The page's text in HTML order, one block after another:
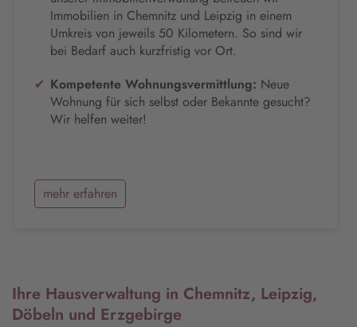
Immobilien in Chemnitz und Leipzig in einem
Umkreis von jeweils 50 Kilometern. So sind wir
bei Bedarf auch kurzfristig vor Ort.
Kompetente Wohnungsvermittlung: Neue
Wohnung für sich selbst oder Bekannte gesucht?
Wir helfen weiter!
mehr erfahren
Ihre Hausverwaltung in Chemnitz, Leipzig,
Döbeln und Erzgebirge